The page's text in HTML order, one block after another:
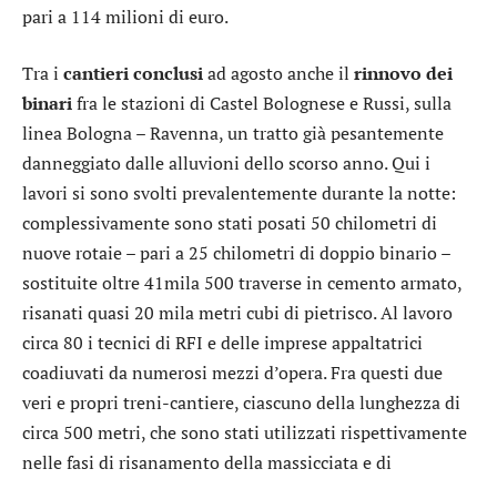
pari a 114 milioni di euro.
Tra i cantiericonclusiad agosto anche il rinnovo dei
binarifra le stazioni di Castel Bolognese e Russi, sulla
linea Bologna – Ravenna, un tratto già pesantemente
danneggiato dalle alluvioni dello scorso anno. Qui i
lavori si sono svolti prevalentemente durante la notte:
complessivamente sono stati posati 50 chilometri di
nuove rotaie – pari a 25 chilometri di doppio binario –
sostituite oltre 41mila 500 traverse in cemento armato,
risanati quasi 20 mila metri cubi di pietrisco. Al lavoro
circa 80 i tecnici di RFI e delle imprese appaltatrici
coadiuvati da numerosi mezzi d’opera. Fra questi due
veri e propri treni-cantiere, ciascuno della lunghezza di
circa 500 metri, che sono stati utilizzati rispettivamente
nelle fasi di risanamento della massicciata e di